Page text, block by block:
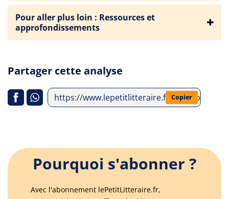
Pour aller plus loin : Ressources et
approfondissements
Partager cette analyse
https://www.lepetitlitteraire.fr/index.php/
Copier
Pourquoi s'abonner ?
Avec l'abonnement lePetitLitteraire.fr,